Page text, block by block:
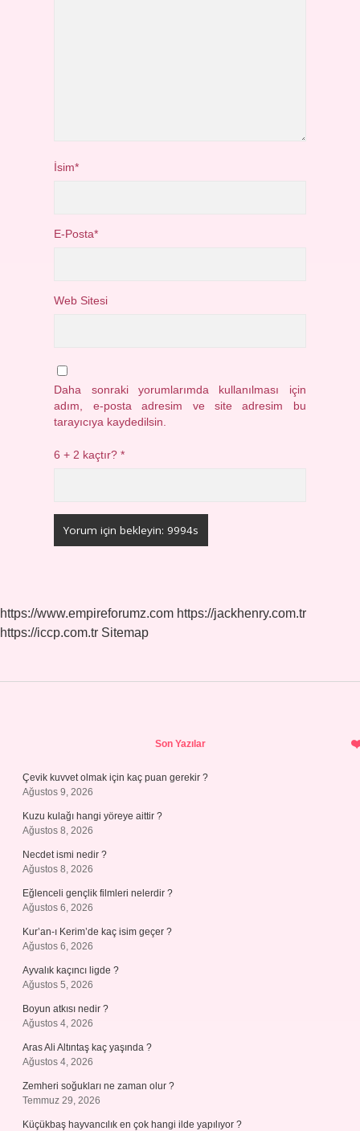
İsim*
E-Posta*
Web Sitesi
Daha sonraki yorumlarımda kullanılması için
adım, e-posta adresim ve site adresim bu
tarayıcıya kaydedilsin.
6 + 2 kaçtır?*
https://www.empireforumz.com https://jackhenry.com.tr
https://iccp.com.tr Sitemap
Son Yazılar
Çevik kuvvet olmak için kaç puan gerekir ?
Ağustos 9, 2026
Kuzu kulağı hangi yöreye aittir ?
Ağustos 8, 2026
Necdet ismi nedir ?
Ağustos 8, 2026
Eğlenceli gençlik filmleri nelerdir ?
Ağustos 6, 2026
Kur’an-ı Kerim’de kaç isim geçer ?
Ağustos 6, 2026
Ayvalık kaçıncı ligde ?
Ağustos 5, 2026
Boyun atkısı nedir ?
Ağustos 4, 2026
Aras Ali Altıntaş kaç yaşında ?
Ağustos 4, 2026
Zemheri soğukları ne zaman olur ?
Temmuz 29, 2026
Küçükbaş hayvancılık en çok hangi ilde yapılıyor ?